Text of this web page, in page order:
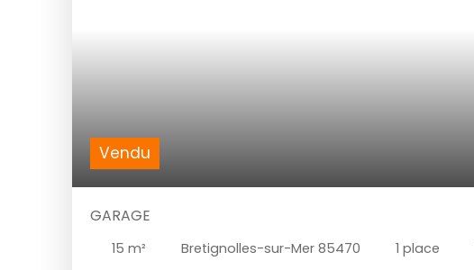
Vendu
GARAGE
15 m² Bretignolles-sur-Mer 85470 1 place